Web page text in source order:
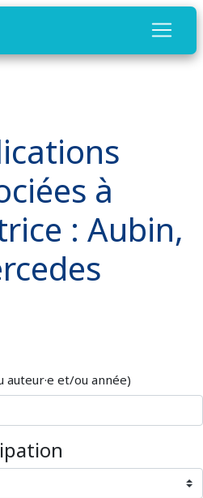
à
: Aubin,
et/ou année)